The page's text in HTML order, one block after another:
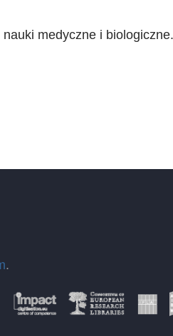
medyczne i biologiczne.
.